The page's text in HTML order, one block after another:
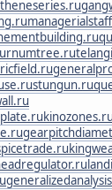
stungun.ru
kinozones.ru